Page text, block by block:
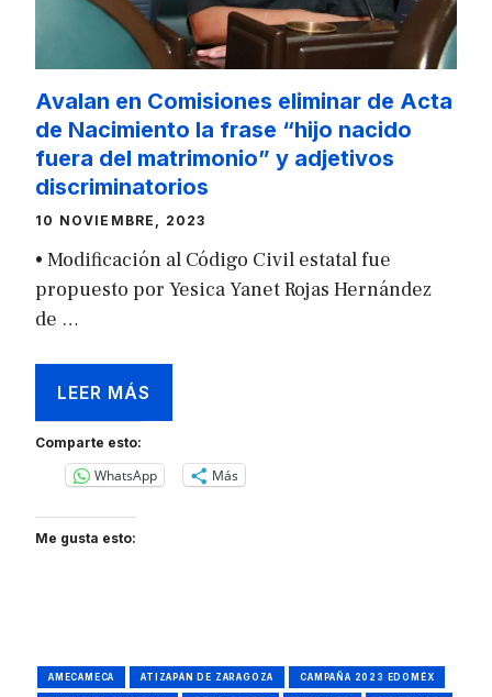
Avalan en Comisiones eliminar de Acta
de Nacimiento la frase “hijo nacido
fuera del matrimonio” y adjetivos
discriminatorios
10 NOVIEMBRE, 2023
• Modificación al Código Civil estatal fue
propuesto por Yesica Yanet Rojas Hernández
de …
LEER MÁS
Comparte esto:
WhatsApp Más
Me gusta esto:
AMECAMECA ATIZAPÁN DE ZARAGOZA CAMPAÑA 2023 EDOMÉX